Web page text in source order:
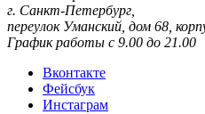
г. Санкт-Петербург,
переулок Уманский, дом 68,
График работы с 9.00 до 21.00
Вконтакте
Фейсбук
Инстаграм